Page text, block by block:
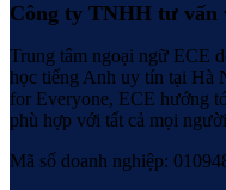
Công ty TNHH tư vấn
Trung tâm ngoại ngữ ECE
học tiếng Anh uy tín tại Hà
for Everyone, ECE hướng
phù hợp với tất cả mọi
Mã số doanh nghiệp: